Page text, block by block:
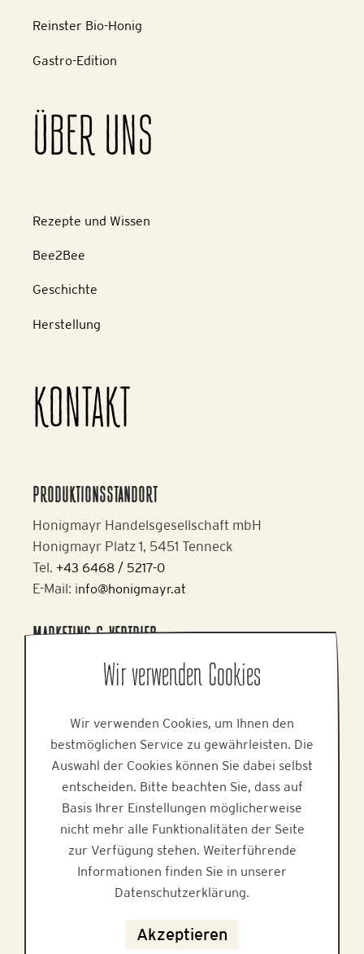
Reinster Bio-Honig
Gastro-Edition
ÜBER UNS
Rezepte und Wissen
Bee2Bee
Geschichte
Herstellung
KONTAKT
PRODUKTIONSSTANDORT
Honigmayr Handelsgesellschaft mbH
Honigmayr Platz 1, 5451 Tenneck
Tel. +43 6468 / 5217-0
E-Mail: info@honigmayr.at
MARKETING & VERTRIEB
Alpine Brands GmbH & Co KG
Gmundner Staße 27, 4800 Attnang-Puchheim
E-Mail:office@alpinebrands.at
Web:www.alpinebrands.at
HILFE
Wir verwenden Cookies
Wir verwenden Cookies, um Ihnen den
bestmöglichen Service zu gewährleisten. Die
Auswahl der Cookies können Sie dabei selbst
entscheiden. Bitte beachten Sie, dass auf
Basis Ihrer Einstellungen möglicherweise
nicht mehr alle Funktionalitäten der Seite
zur Verfügung stehen. Weiterführende
Informationen finden Sie in unserer
Datenschutzerklärung.
Akzeptieren